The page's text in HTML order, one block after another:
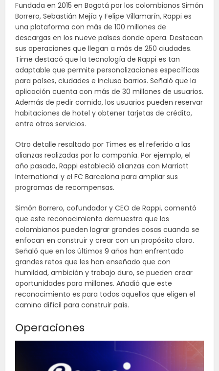
Fundada en 2015 en Bogotá por los colombianos Simón
Borrero, Sebastián Mejía y Felipe Villamarín, Rappi es
una plataforma con más de 100 millones de
descargas en los nueve países donde opera. Destacan
sus operaciones que llegan a más de 250 ciudades.
Time destacó que la tecnología de Rappi es tan
adaptable que permite personalizaciones específicas
para países, ciudades e incluso barrios. Señaló que la
aplicación cuenta con más de 30 millones de usuarios.
Además de pedir comida, los usuarios pueden reservar
habitaciones de hotel y obtener tarjetas de crédito,
entre otros servicios.
Otro detalle resaltado por Times es el referido a las
alianzas realizadas por la compañía. Por ejemplo, el
año pasado, Rappi estableció alianzas con Marriott
International y el FC Barcelona para ampliar sus
programas de recompensas.
Simón Borrero, cofundador y CEO de Rappi, comentó
que este reconocimiento demuestra que los
colombianos pueden lograr grandes cosas cuando se
enfocan en construir y crear con un propósito claro.
Señaló que en los últimos 9 años han enfrentado
grandes retos que les han enseñado que con
humildad, ambición y trabajo duro, se pueden crear
oportunidades para millones. Añadió que este
reconocimiento es para todos aquellos que eligen el
camino difícil para construir país.
Operaciones